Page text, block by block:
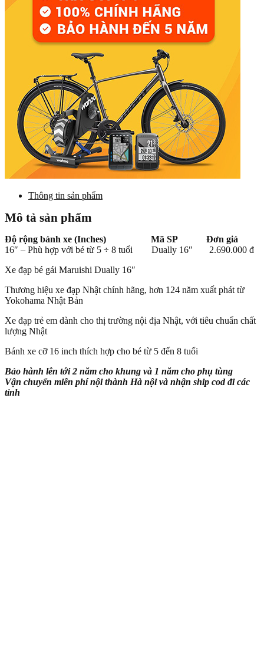
Thông tin sản phẩm
Mô tả sản phẩm
Độ rộng bánh xe (Inches) Mã SP Đơn giá
16″ – Phù hợp với bé từ 5 ÷ 8 tuổi Dually 16″ 2.690.000 đ
Xe đạp bé gái Maruishi Dually 16″
Thương hiệu xe đạp Nhật chính hãng, hơn 124 năm xuất phát từ
Yokohama Nhật Bản
Xe đạp trẻ em dành cho thị trường nội địa Nhật, với tiêu chuẩn chất
lượng Nhật
Bánh xe cỡ 16 inch thích hợp cho bé từ 5 đến 8 tuổi
Bảo hành lên tới 2 năm cho khung và 1 năm cho phụ tùng
Vận chuyển miễn phí nội thành Hà nội và nhận ship cod đi các
tỉnh